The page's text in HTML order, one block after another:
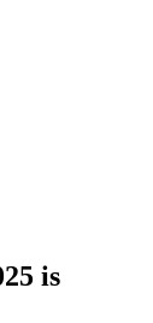
is